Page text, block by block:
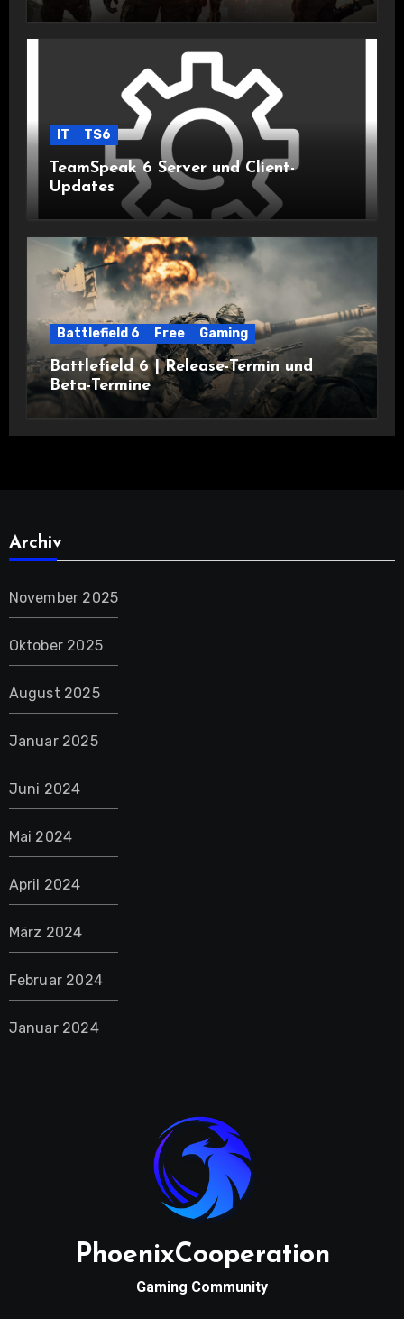
IT TS6
TeamSpeak 6 Server und Client-
Updates
Battlefield 6 Free Gaming
Battlefield 6 | Release-Termin und
Beta-Termine
Archiv
November 2025
Oktober 2025
August 2025
Januar 2025
Juni 2024
Mai 2024
April 2024
März 2024
Februar 2024
Januar 2024
PhoenixCooperation
Gaming Community